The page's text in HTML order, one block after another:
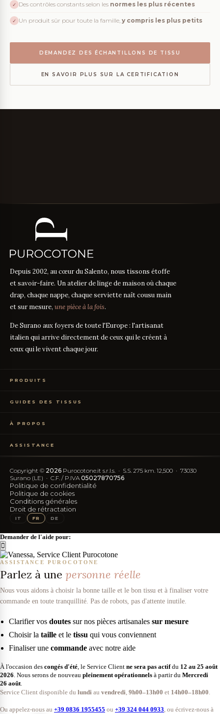
✓ Des contrôles constants selon les normes les plus récentes
✓ Un produit sûr pour toute la famille, y compris les plus petits
DEMANDEZ DES ÉCHANTILLONS DE TISSU
EN SAVOIR PLUS SUR LA CERTIFICATION
Depuis 2002, au cœur du Salento, nous tissons étoffe
et savoir-faire. Un atelier de linge de maison où chaque
drap, chaque nappe, chaque serviette naît cousu main
et sur mesure, une pièce à la fois.
De Surano aux foyers de toute l'Europe : l'artisanat
italien qui arrive directement de ceux qui le créent à
ceux qui le vivent chaque jour.
PRODUITS
Linge de Table
Vêtements de Maison
GUIDES DES TISSUS
Percale ou Satin ?
TC300 vs Coton Égyptien
À PROPOS
Notre artisanat
Certification OEKO-TEX
Blog
Avis Trustpilot
ASSISTANCE
FAQ
Frais d'expédition
SUIVEZ-NOUS
IG FB
Copyright © 2026 Purocotone.it s.r.l.s. · S.S. 275 km. 12,500 · 73030
Surano (LE) · C.F. / P.IVA05027870756
Politique de confidentialité
Politique de cookies
Conditions générales
Droit de rétractation
IT FR DE
Demander de l'aide pour:
ASSISTANCE PUROCOTONE
Parlez à une personne réelle
Nous vous aidons à choisir la bonne taille et le bon tissu et à finaliser votre
commande en toute tranquillité. Pas de robots, pas d'attente inutile.
Clarifier vos doutes sur nos pièces artisanales sur mesure
Choisir la taille et le tissu qui vous conviennent
Finaliser une commande avec notre aide
À l'occasion des congés d'été, le Service Client ne sera pas actifdu 12 au 25 août
2026. Nous serons de nouveau pleinement opérationnels à partir du Mercredi
26 août.
Service Client disponible du lundi au vendredi, 9h00–13h00 et 14h00–18h00.
Ou appelez-nous au +39 0836 1955455 ou +39 324 044 0933, ou écrivez-nous à